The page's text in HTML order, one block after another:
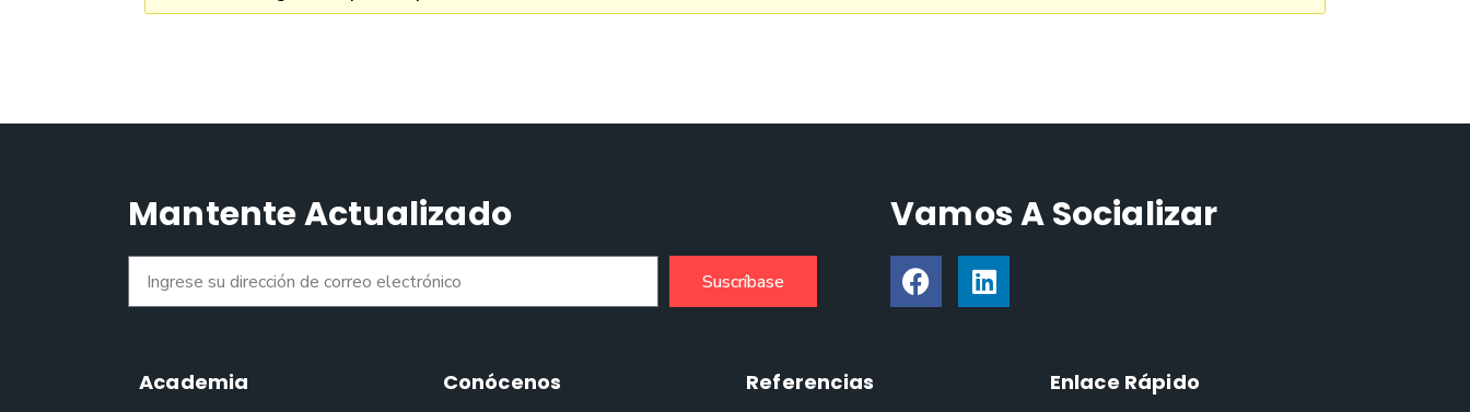
Mantente Actualizado
Suscríbase
Vamos A Socializar
Academia Conócenos Referencias Enlace Rápido